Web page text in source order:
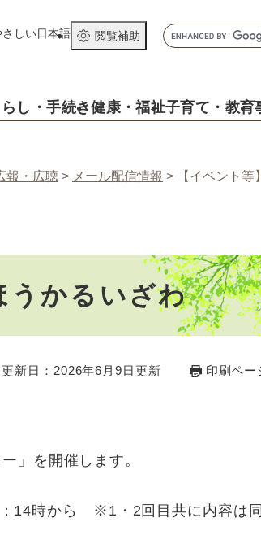
さしい日本語 閲覧補助
キ
ー
ド
らし ・手続き健康 ・福祉子育て ・教育
報・広聴 > メール配信情報 > 【イベント
うかるいざわ
更新日：2026年6月9日更新 印刷ペー
」を開催します。
14時から ※1・2回目共に内容は